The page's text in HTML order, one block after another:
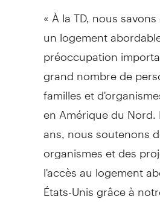
« À la TD, nous
un logement
préoccupation
grand nombre de
familles et
en Amérique du Nord.
ans, nous soutenons
organismes et des
l'accès au logement
États-Unis grâce à